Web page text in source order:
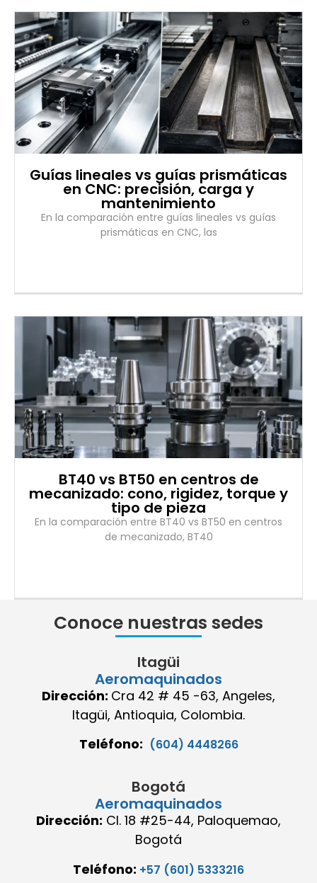
Guías lineales vs guías prismáticas
en CNC: precisión, carga y
mantenimiento
En la comparación entre guías lineales vs guías
prismáticas en CNC, las
BT40 vs BT50 en centros de
mecanizado: cono, rigidez, torque y
tipo de pieza
En la comparación entre BT40 vs BT50 en centros
de mecanizado, BT40
Conoce nuestras sedes
Itagüi
Aeromaquinados
Dirección: Cra 42 # 45 -63, Angeles,
Itagüi, Antioquia, Colombia.
Teléfono: (604) 4448266
Bogotá
Aeromaquinados
Dirección: Cl. 18 #25-44, Paloquemao,
Bogotá
Teléfono: +57 (601) 5333216